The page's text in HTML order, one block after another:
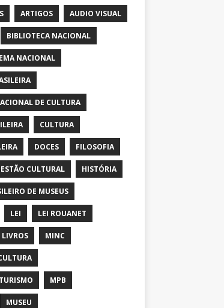
ARTIGOS AUDIO VISUAL
BIBLIOTECA NACIONAL
NACIONAL
DE CULTURA
CULTURA
DOCES FILOSOFIA
CULTURAL HISTÓRIA
DE MUSEUS
LEI LEI ROUANET
LIVROS MINC
MPB
MUSEU